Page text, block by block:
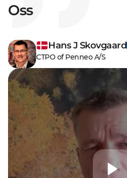
Oss
Hans J Skovgaard
CTPO of Penneo A/S